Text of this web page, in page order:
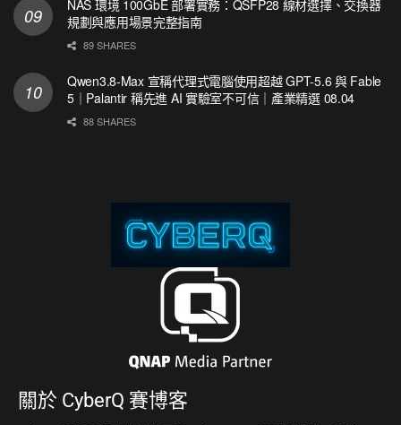
NAS 環境 100GbE 部署實務：QSFP28 線材選擇、交換器
規劃與應用場景完整指南
89 SHARES
Qwen3.8-Max 宣稱代理式電腦使用超越 GPT-5.6 與 Fable
5｜Palantir 稱先進 AI 實驗室不可信｜產業精選 08.04
88 SHARES
關於 CyberQ 賽博客